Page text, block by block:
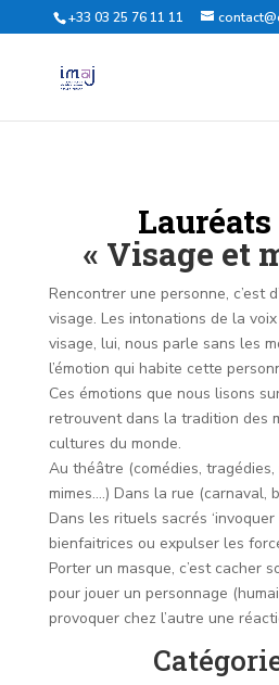
+33 03 25 76 11 11
Lauréats
« Visage et
Rencontrer une personne, c’est
visage. Les intonations de la
visage, lui, nous parle sans les
l’émotion qui habite cette
Ces émotions que nous lisons
retrouvent dans la tradition des
cultures du monde.
Au théâtre (comédies,
mimes….) Dans la rue (carnaval,
Dans les rituels sacrés
bienfaitrices ou expulser les
Porter un masque, c’est cacher
pour jouer un personnage
provoquer chez l’autre une